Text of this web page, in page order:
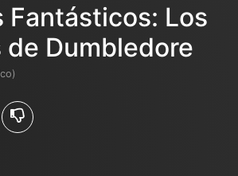
Fantásticos: Los
Dumbledore